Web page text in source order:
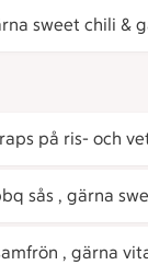
sweet chili &
på ris- och
sås , gärna
, gärna